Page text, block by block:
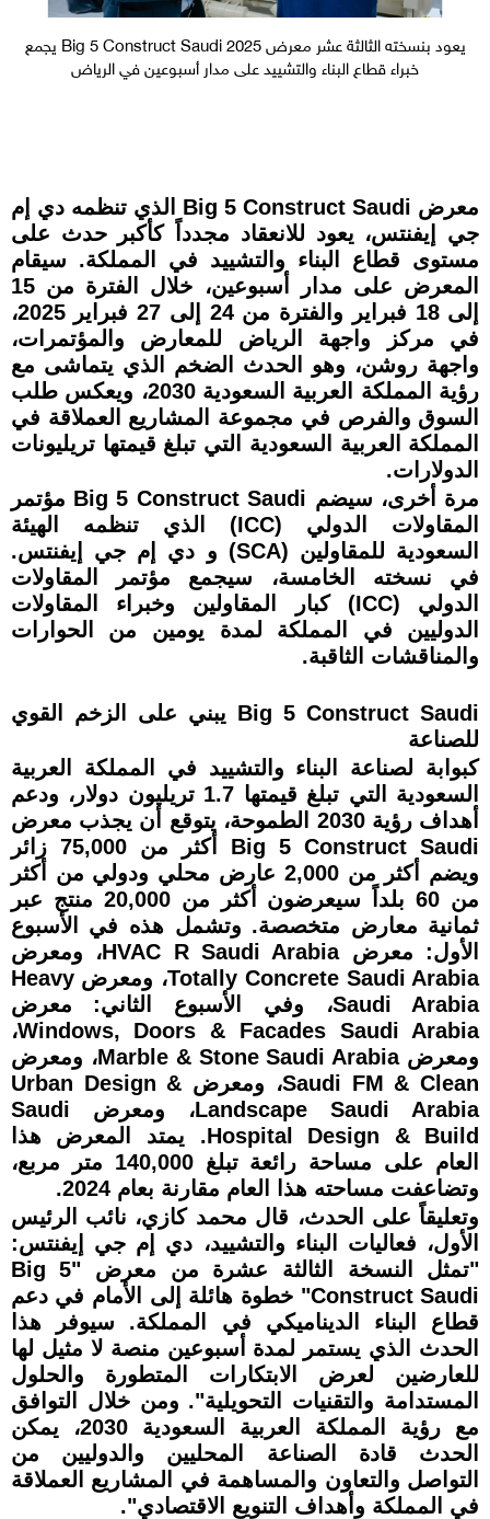
يعود بنسخته الثالثة عشر معرض Big 5 Construct Saudi 2025 يجمع
خبراء قطاع البناء والتشييد على مدار أسبوعين في الرياض
معرض Big 5 Construct Saudi الذي تنظمه دي إم
جي إيفنتس، يعود للانعقاد مجدداً كأكبر حدث على
مستوى قطاع البناء والتشييد في المملكة. سيقام
المعرض على مدار أسبوعين، خلال الفترة من 15
إلى 18 فبراير والفترة من 24 إلى 27 فبراير 2025،
في مركز واجهة الرياض للمعارض والمؤتمرات،
واجهة روشن، وهو الحدث الضخم الذي يتماشى مع
رؤية المملكة العربية السعودية 2030، ويعكس طلب
السوق والفرص في مجموعة المشاريع العملاقة في
المملكة العربية السعودية التي تبلغ قيمتها تريليونات
الدولارات.
مرة أخرى، سيضم Big 5 Construct Saudi مؤتمر
المقاولات الدولي (ICC) الذي تنظمه الهيئة
السعودية للمقاولين (SCA) و دي إم جي إيفنتس.
في نسخته الخامسة، سيجمع مؤتمر المقاولات
الدولي (ICC) كبار المقاولين وخبراء المقاولات
الدوليين في المملكة لمدة يومين من الحوارات
والمناقشات الثاقبة.
Big 5 Construct Saudi يبني على الزخم القوي
للصناعة
كبوابة لصناعة البناء والتشييد في المملكة العربية
السعودية التي تبلغ قيمتها 1.7 تريليون دولار، ودعم
أهداف رؤية 2030 الطموحة، يتوقع أن يجذب معرض
Big 5 Construct Saudi أكثر من 75,000 زائر
ويضم أكثر من 2,000 عارض محلي ودولي من أكثر
من 60 بلداً سيعرضون أكثر من 20,000 منتج عبر
ثمانية معارض متخصصة. وتشمل هذه في الأسبوع
الأول: معرض HVAC R Saudi Arabia، ومعرض
Totally Concrete Saudi Arabia، ومعرض Heavy
Saudi Arabia، وفي الأسبوع الثاني: معرض
Windows, Doors & Facades Saudi Arabia،
ومعرض Marble & Stone Saudi Arabia، ومعرض
Saudi FM & Clean، ومعرض Urban Design &
Landscape Saudi Arabia، ومعرض Saudi
Hospital Design & Build. يمتد المعرض هذا
العام على مساحة رائعة تبلغ 140,000 متر مربع،
وتضاعفت مساحته هذا العام مقارنة بعام 2024.
وتعليقاً على الحدث، قال محمد كازي، نائب الرئيس
الأول، فعاليات البناء والتشييد، دي إم جي إيفنتس:
"تمثل النسخة الثالثة عشرة من معرض "Big 5
Construct Saudi" خطوة هائلة إلى الأمام في دعم
قطاع البناء الديناميكي في المملكة. سيوفر هذا
الحدث الذي يستمر لمدة أسبوعين منصة لا مثيل لها
للعارضين لعرض الابتكارات المتطورة والحلول
المستدامة والتقنيات التحويلية". ومن خلال التوافق
مع رؤية المملكة العربية السعودية 2030، يمكن
الحدث قادة الصناعة المحليين والدوليين من
التواصل والتعاون والمساهمة في المشاريع العملاقة
في المملكة وأهداف التنويع الاقتصادي".